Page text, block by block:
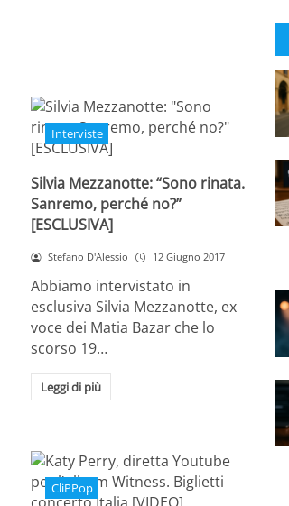
Interviste
Silvia Mezzanotte: “Sono rinata.
Sanremo, perché no?”
[ESCLUSIVA]
Stefano D'Alessio 12 Giugno 2017
Abbiamo intervistato in
esclusiva Silvia Mezzanotte, ex
voce dei Matia Bazar che lo
scorso 19…
Leggi di più
CliPPop